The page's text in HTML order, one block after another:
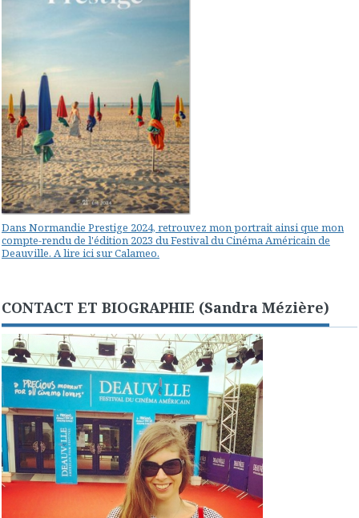
Dans Normandie Prestige 2024, retrouvez mon portrait ainsi que mon
compte-rendu de l'édition 2023 du Festival du Cinéma Américain de
Deauville. A lire ici sur Calameo.
CONTACT ET BIOGRAPHIE (Sandra Mézière)